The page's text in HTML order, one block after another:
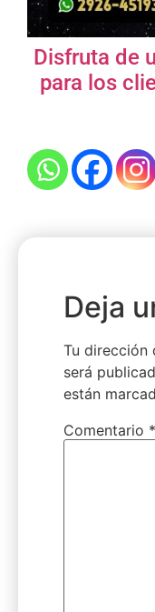
Disfruta de
para los
Deja
Tu dirección
será
están
Comentario *